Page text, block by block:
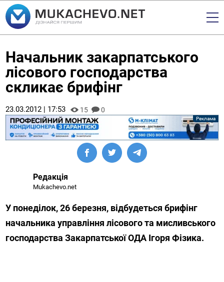
Начальник закарпатського
лісового господарства
скликає брифінг
23.03.2012 | 17:53 15 0
Редакція
Mukachevo.net
У понеділок, 26 березня, відбудеться брифінг
начальника управління лісового та мисливського
господарства Закарпатської ОДА Ігоря Фізика.